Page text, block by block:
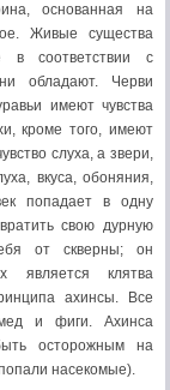
основанная на
Живые существа
в соответствии с
обладают. Черви
имеют чувства
кроме того, имеют
слуха, а звери,
вкуса, обоняния,
попадает в одну
свою дурную
от скверны; он
является клятва
ахинсы. Все
и фиги. Ахинса
осторожным на
насекомые).